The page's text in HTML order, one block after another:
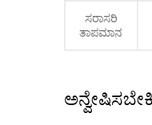
ಸರಾಸರಿ
ತಾಪಮಾನ